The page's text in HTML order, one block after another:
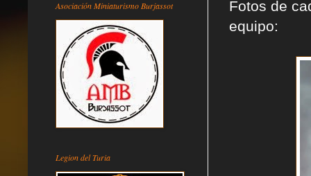
Fotos de
equipo:
Asociación Miniaturismo Burjassot
Legion del Turia